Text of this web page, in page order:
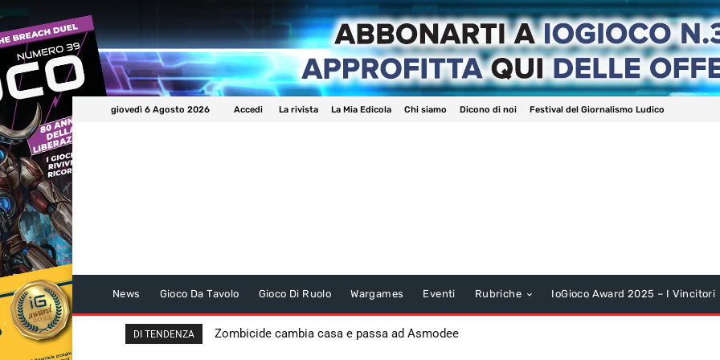
giovedì 6 Agosto 2026 Accedi La rivista La Mia Edicola Chi siamo Dicono di noi Festival del Giornalismo Ludico
News Gioco Da Tavolo Gioco Di Ruolo Wargames Eventi Rubriche IoGioco Award 2025 – I Vincitori
DI TENDENZA Zombicide cambia casa e passa ad Asmodee